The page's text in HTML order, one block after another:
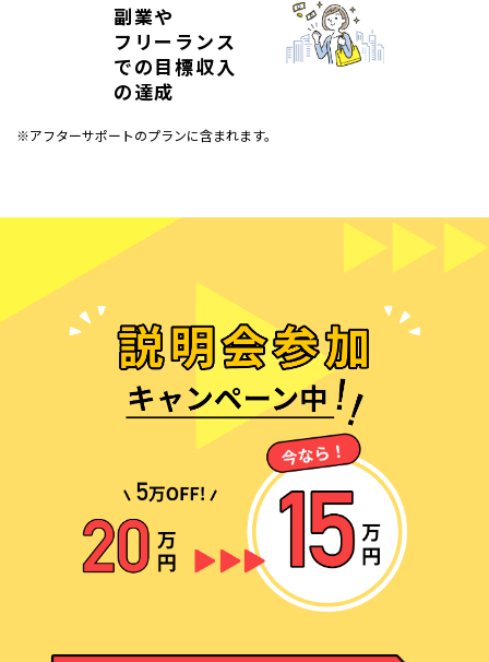
副業や
フリーランス
での目標収入
の達成
※アフターサポートのプランに含まれます。